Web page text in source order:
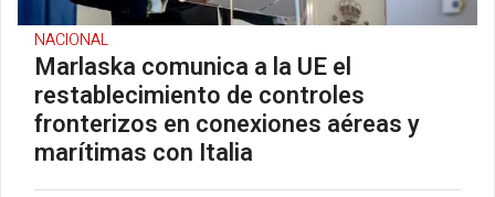
NACIONAL
Marlaska comunica a la UE el
restablecimiento de controles
fronterizos en conexiones aéreas y
marítimas con Italia